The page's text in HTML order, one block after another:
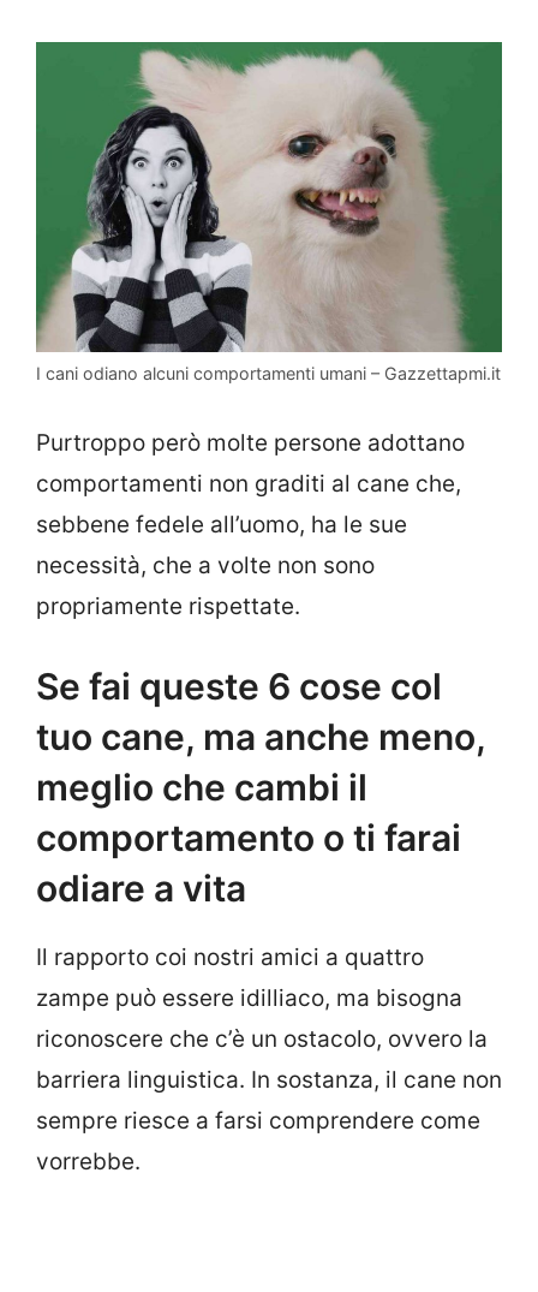
I cani odiano alcuni comportamenti umani – Gazzettapmi.it
Purtroppo però molte persone adottano
comportamenti non graditi al cane che,
sebbene fedele all’uomo, ha le sue
necessità, che a volte non sono
propriamente rispettate.
Se fai queste 6 cose col
tuo cane, ma anche meno,
meglio che cambi il
comportamento o ti farai
odiare a vita
Il rapporto coi nostri amici a quattro
zampe può essere idilliaco, ma bisogna
riconoscere che c’è un ostacolo, ovvero la
barriera linguistica. In sostanza, il cane non
sempre riesce a farsi comprendere come
vorrebbe.